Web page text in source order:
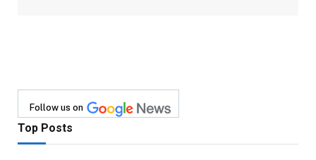
Follow us on
Top Posts